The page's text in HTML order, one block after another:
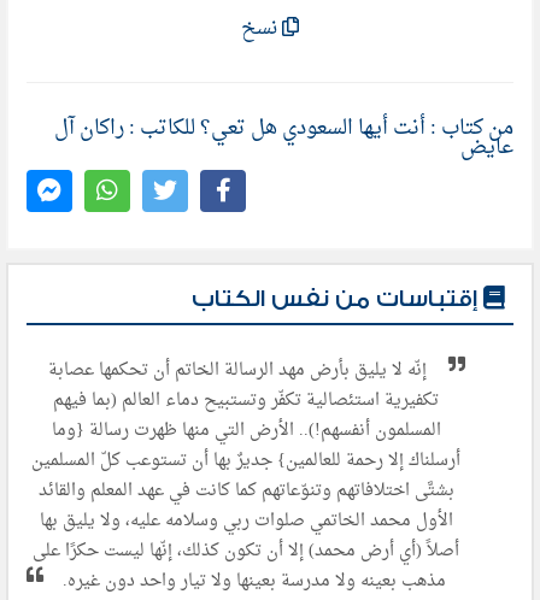
نسخ
من كتاب : أنت أيها السعودي هل تعي؟ للكاتب : راكان آل
عايض
إقتباسات من نفس الكتاب
إنّه لا یلیق بأرض مھد الرسالة الخاتم أن تحكمھا عصابة
تكفیریة استئصالیة تكفّر وتستبیح دماء العالم (بما فیھم
المسلمون أنفسھم!).. الأرض التي منھا ظھرت رسالة {وما
أرسلناك إلا رحمة للعالمین} جدیرٌ بھا أن تستوعب كلّ المسلمین
بشتَّى اختلافاتھم وتنوّعاتھم كما كانت في عھد المعلم والقائد
الأول محمد الخاتمي صلوات ربي وسلامه عليه، ولا یلیق بھا
أصلاً (أي أرض محمد) إلا أن تكون كذلك، إنّھا لیست حكرًا على
مذھب بعينه ولا مدرسة بعینھا ولا تیار واحد دون غیره.